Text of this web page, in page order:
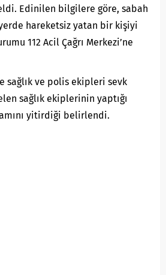
Edinilen bilgilere göre, sabah
hareketsiz yatan bir kişiyi
112 Acil Çağrı Merkezi’ne
sağlık ve polis ekipleri sevk
sağlık ekiplerinin yaptığı
yitirdiği belirlendi.